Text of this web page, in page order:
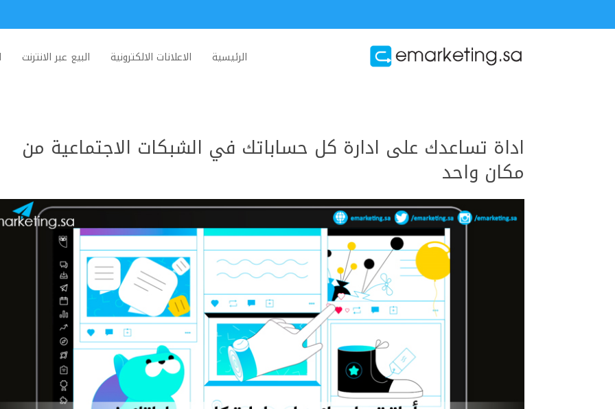
الرئيسية الاعلانات الالكترونية البيع عبر الانترنت
اداة تساعدك على ادارة كل حساباتك في الشبكات الاجتماعية من
مكان واحد